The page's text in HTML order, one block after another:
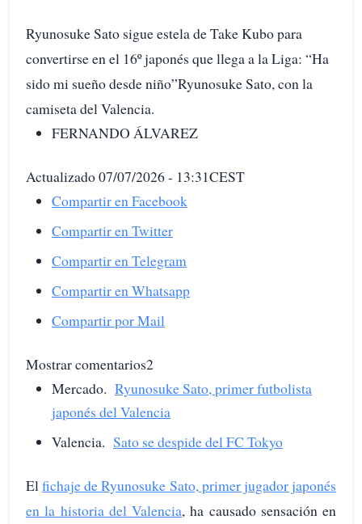
Ryunosuke Sato sigue estela de Take Kubo para
convertirse en el 16º japonés que llega a la Liga: “Ha
sido mi sueño desde niño”Ryunosuke Sato, con la
camiseta del Valencia.
FERNANDO ÁLVAREZ
Actualizado 07/07/2026 - 13:31CEST
Compartir en Facebook
Compartir en Twitter
Compartir en Telegram
Compartir en Whatsapp
Compartir por Mail
Mostrar comentarios2
Mercado. Ryunosuke Sato, primer futbolista
japonés del Valencia
Valencia. Sato se despide del FC Tokyo
Elfichaje de Ryunosuke Sato, primer jugador japonés
en la historia del Valencia, ha causado sensación en